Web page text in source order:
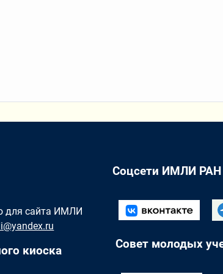
для сайта ИМЛИ
киоска
Соцсети ИМЛИ РАН
Совет молодых